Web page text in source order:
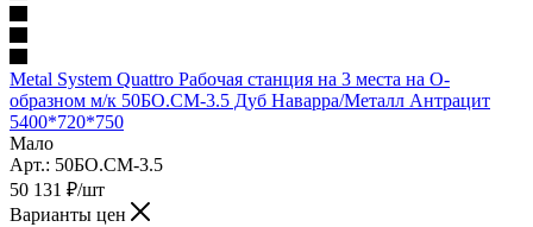
Metal System Quattro Рабочая станция на 3 места на О-
образном м/к 50БО.СМ-3.5 Дуб Наварра/Металл Антрацит
5400*720*750
Мало
Арт.: 50БО.СМ-3.5
50 131 ₽/шт
Варианты цен